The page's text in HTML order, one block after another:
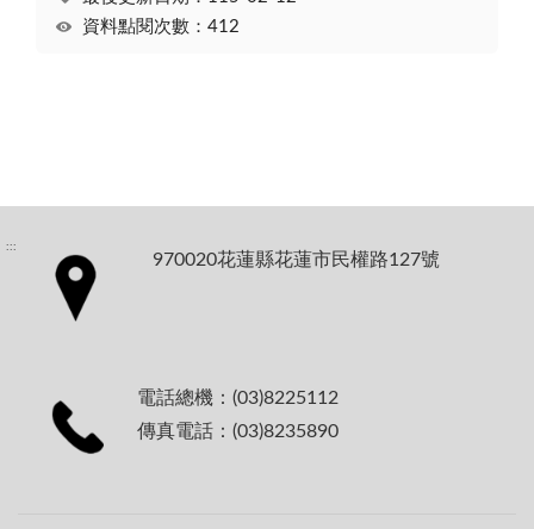
資料點閱次數：412
:::
970020花蓮縣花蓮市民權路127號
電話總機：(03)8225112
傳真電話：(03)8235890